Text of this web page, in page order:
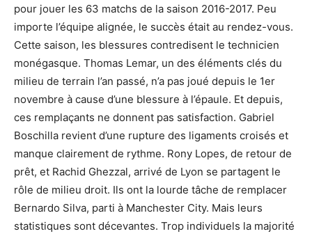
pour jouer les 63 matchs de la saison 2016-2017. Peu
importe l’équipe alignée, le succès était au rendez-vous.
Cette saison, les blessures contredisent le technicien
monégasque. Thomas Lemar, un des éléments clés du
milieu de terrain l’an passé, n’a pas joué depuis le 1er
novembre à cause d’une blessure à l’épaule. Et depuis,
ces remplaçants ne donnent pas satisfaction. Gabriel
Boschilla revient d’une rupture des ligaments croisés et
manque clairement de rythme. Rony Lopes, de retour de
prêt, et Rachid Ghezzal, arrivé de Lyon se partagent le
rôle de milieu droit. Ils ont la lourde tâche de remplacer
Bernardo Silva, parti à Manchester City. Mais leurs
statistiques sont décevantes. Trop individuels la majorité